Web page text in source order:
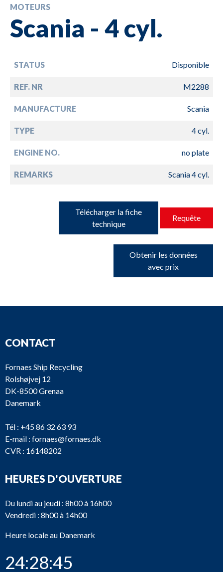
MOTEURS
Scania - 4 cyl.
STATUS Disponible
REF. NR M2288
MANUFACTURE Scania
TYPE 4 cyl.
ENGINE NO. no plate
REMARKS Scania 4 cyl.
Télécharger la fiche
technique
Requête
Obtenir les données
avec prix
CONTACT
Fornaes Ship Recycling
Rolshøjvej 12
DK-8500 Grenaa
Danemark
Tél : +45 86 32 63 93
E-mail : fornaes@fornaes.dk
CVR : 16148202
HEURES D'OUVERTURE
Du lundi au jeudi : 8h00 à 16h00
Vendredi : 8h00 à 14h00
Heure locale au Danemark
24:28:45